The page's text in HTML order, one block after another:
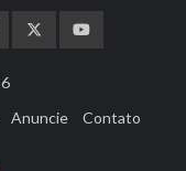
Anuncie Contato